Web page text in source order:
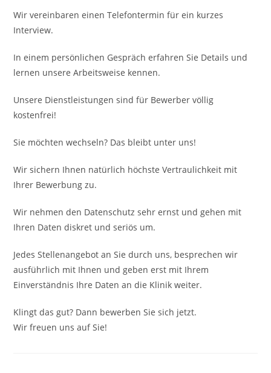
Wir vereinbaren einen Telefontermin für ein kurzes
Interview.
In einem persönlichen Gespräch erfahren Sie Details und
lernen unsere Arbeitsweise kennen.
Unsere Dienstleistungen sind für Bewerber völlig
kostenfrei!
Sie möchten wechseln? Das bleibt unter uns!
Wir sichern Ihnen natürlich höchste Vertraulichkeit mit
Ihrer Bewerbung zu.
Wir nehmen den Datenschutz sehr ernst und gehen mit
Ihren Daten diskret und seriös um.
Jedes Stellenangebot an Sie durch uns, besprechen wir
ausführlich mit Ihnen und geben erst mit Ihrem
Einverständnis Ihre Daten an die Klinik weiter.
Klingt das gut? Dann bewerben Sie sich jetzt.
Wir freuen uns auf Sie!